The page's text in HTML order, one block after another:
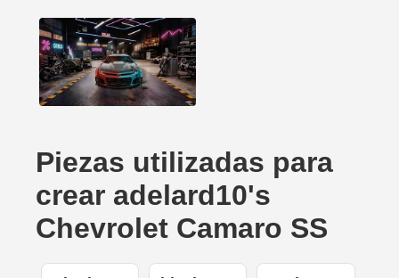
Piezas utilizadas para
crear adelard10's
Chevrolet Camaro SS